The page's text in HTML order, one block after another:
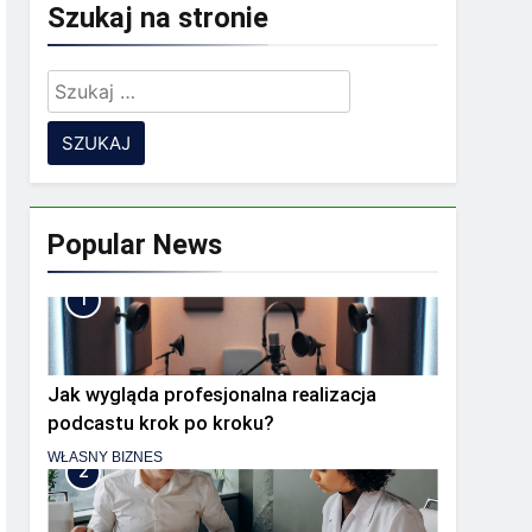
rozproszony?
Szukaj na stronie
Szukaj:
Popular News
1
Jak wygląda profesjonalna realizacja
podcastu krok po kroku?
WŁASNY BIZNES
2